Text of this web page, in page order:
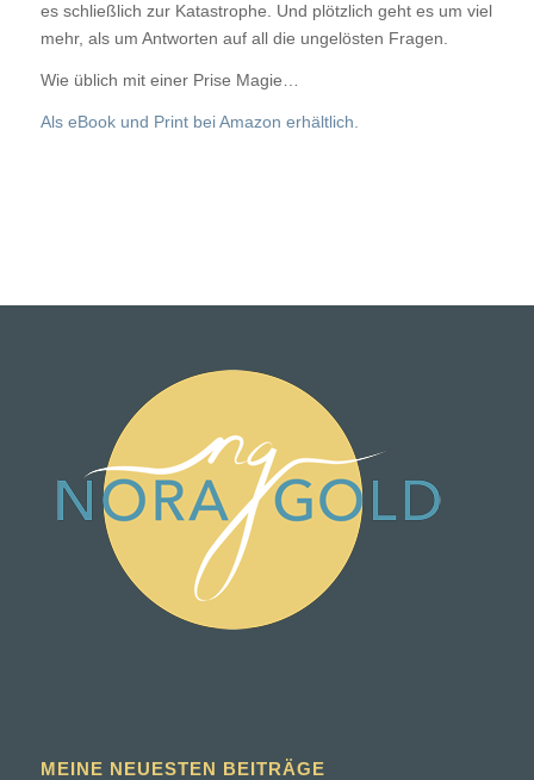
es schließlich zur Katastrophe. Und plötzlich geht es um viel
mehr, als um Antworten auf all die ungelösten Fragen.
Wie üblich mit einer Prise Magie…
Als eBook und Print bei Amazon erhältlich.
MEINE NEUESTEN BEITRÄGE